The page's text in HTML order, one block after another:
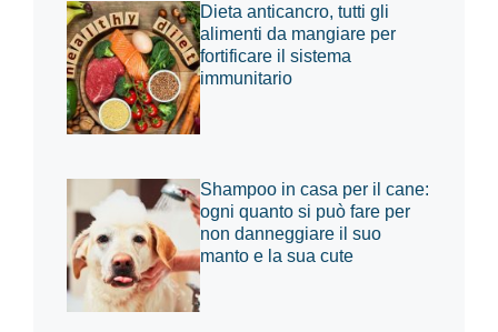
Dieta anticancro, tutti gli
alimenti da mangiare per
fortificare il sistema
immunitario
Shampoo in casa per il cane:
ogni quanto si può fare per
non danneggiare il suo
manto e la sua cute